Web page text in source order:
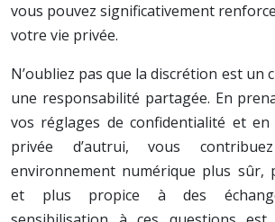
vous pouvez significativement
votre vie privée.
N’oubliez pas que la discrétion est un
une responsabilité partagée. En
vos réglages de confidentialité et
privée d’autrui, vous
environnement numérique plus sûr,
et plus propice à des